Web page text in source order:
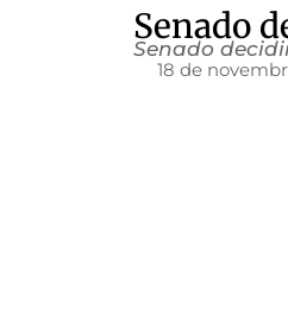
Senado
Senado
18 de